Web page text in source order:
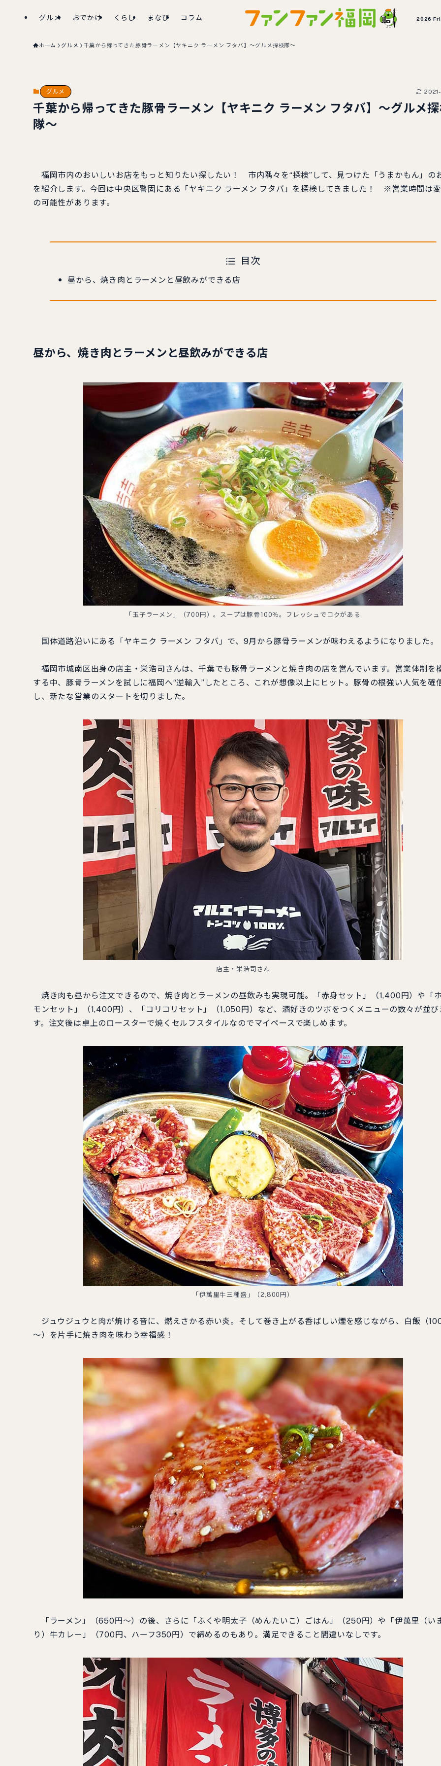
グルメ おでかけ くらし まなび コラム 2026
ホーム グルメ 千葉から帰ってきた豚骨ラーメン【ヤキニク ラーメン フタバ】〜グルメ探検隊〜
グルメ 2021-
千葉から帰ってきた豚骨ラーメン【ヤキニク ラーメン フタバ】〜グルメ
隊〜
福岡市内のおいしいお店をもっと知りたい探したい！ 市内隅々を“探検”して、見つけた「うまかもん」の
を紹介します。今回は中央区警固にある「ヤキニク ラーメン フタバ」を探検してきました！ ※営業時間は
の可能性があります。
目次
昼から、焼き肉とラーメンと昼飲みができる店
昼から、焼き肉とラーメンと昼飲みができる店
「玉子ラーメン」（700円）。スープは豚骨100％。フレッシュでコクがある
国体道路沿いにある「ヤキニク ラーメン フタバ」で、9月から豚骨ラーメンが味わえるようになりました。
福岡市城南区出身の店主・栄浩司さんは、千葉でも豚骨ラーメンと焼き肉の店を営んでいます。営業体制を
する中、豚骨ラーメンを試しに福岡へ“逆輸入”したところ、これが想像以上にヒット。豚骨の根強い人気を確
し、新たな営業のスタートを切りました。
店主・栄浩司さん
焼き肉も昼から注文できるので、焼き肉とラーメンの昼飲みも実現可能。「赤身セット」（1,400円）や「
モンセット」（1,400円）、「コリコリセット」（1,050円）など、酒好きのツボをつくメニューの数々が並び
す。注文後は卓上のロースターで焼くセルフスタイルなのでマイペースで楽しめます。
「伊萬里牛三種盛」（2,800円）
ジュウジュウと肉が焼ける音に、燃えさかる赤い炎。そして巻き上がる香ばしい煙を感じながら、白飯（
～）を片手に焼き肉を味わう幸福感！
「ラーメン」（650円～）の後、さらに「ふくや明太子（めんたいこ）ごはん」（250円）や「伊萬里（い
り）牛カレー」（700円、ハーフ350円）で締めるのもあり。満足できること間違いなしです。